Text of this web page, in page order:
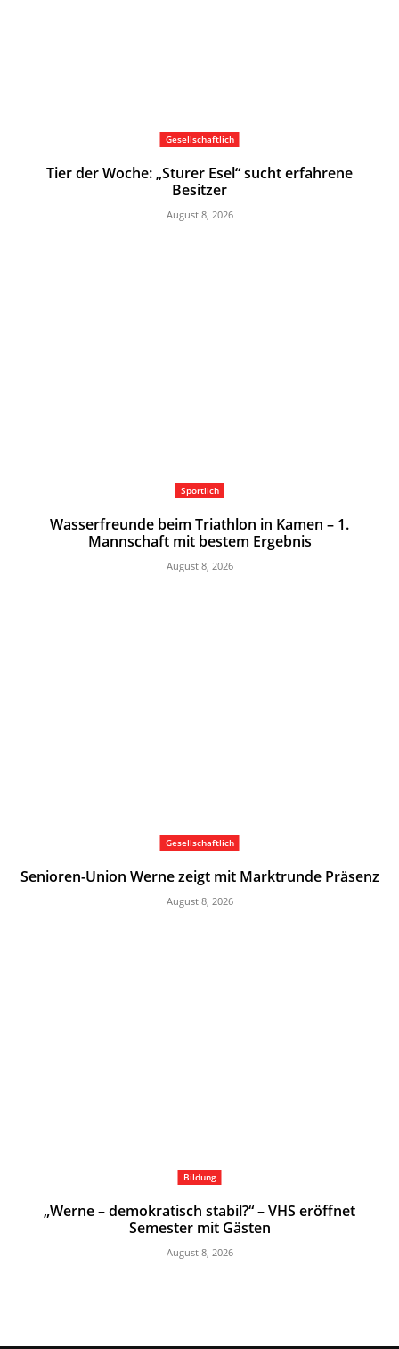
Gesellschaftlich
Tier der Woche: „Sturer Esel“ sucht erfahrene
Besitzer
August 8, 2026
Sportlich
Wasserfreunde beim Triathlon in Kamen – 1.
Mannschaft mit bestem Ergebnis
August 8, 2026
Gesellschaftlich
Senioren-Union Werne zeigt mit Marktrunde Präsenz
August 8, 2026
Bildung
„Werne – demokratisch stabil?“ – VHS eröffnet
Semester mit Gästen
August 8, 2026